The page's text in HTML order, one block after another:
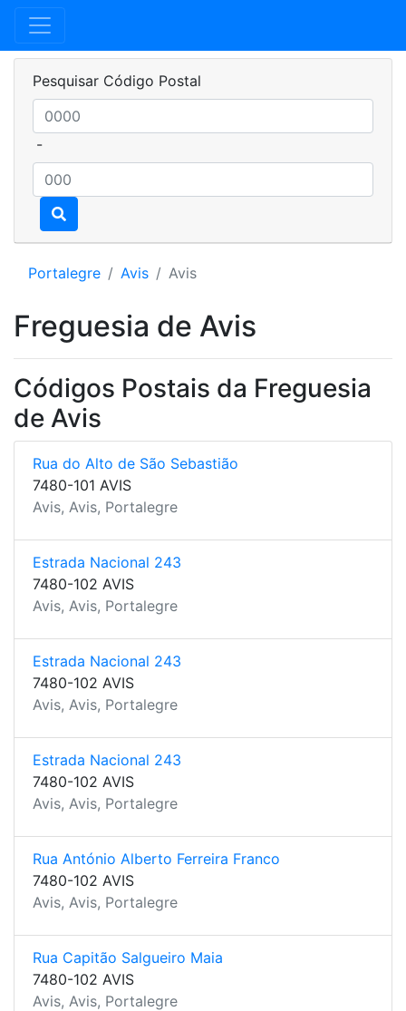
Pesquisar Código Postal
-
Portalegre Avis Avis
Freguesia de Avis
Códigos Postais da Freguesia
de Avis
Rua do Alto de São Sebastião
7480-101 AVIS
Avis, Avis, Portalegre
Estrada Nacional 243
7480-102 AVIS
Avis, Avis, Portalegre
Estrada Nacional 243
7480-102 AVIS
Avis, Avis, Portalegre
Estrada Nacional 243
7480-102 AVIS
Avis, Avis, Portalegre
Rua António Alberto Ferreira Franco
7480-102 AVIS
Avis, Avis, Portalegre
Rua Capitão Salgueiro Maia
7480-102 AVIS
Avis, Avis, Portalegre